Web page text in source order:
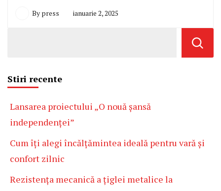
By press ianuarie 2, 2025
Stiri recente
Lansarea proiectului „O nouă șansă
independenței”
Cum îți alegi încălțămintea ideală pentru vară și
confort zilnic
Rezistența mecanică a țiglei metalice la